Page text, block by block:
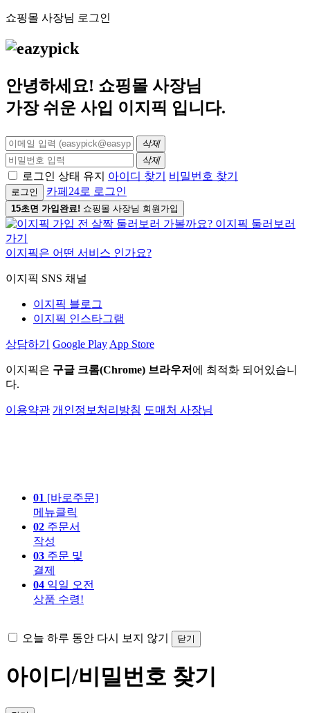
쇼핑몰 사장님 로그인
안녕하세요! 쇼핑몰 사장님
가장 쉬운 사입 이지픽 입니다.
삭제
삭제
로그인 상태 유지 아이디 찾기 비밀번호 찾기
로그인 카페24로 로그인
15초면 가입완료! 쇼핑몰 사장님 회원가입
이지픽은 어떤 서비스 인가요?
이지픽 SNS 채널
이지픽 블로그
이지픽 인스타그램
상담하기 Google Play App Store
이지픽은 구글 크롬(Chrome) 브라우저 에 최적화 되어있습니
다.
이용약관 개인정보처리방침 도매처 사장님
01 [바로주문]
메뉴클릭
02 주문서
작성
03 주문 및
결제
04 익일 오전
상품 수령!
오늘 하루 동안 다시 보지 않기 닫기
아이디/비밀번호 찾기